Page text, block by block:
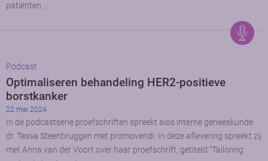
patiënten …
Podcast
Optimaliseren behandeling HER2-positieve
borstkanker
22 mei 2024
In de podcastserie proefschriften spreekt aios interne geneeskunde
dr. Tessa Steenbruggen met promovendi. In deze aflevering spreekt zij
met Anna van der Voort over haar proefschrift, getiteld “Tailoring